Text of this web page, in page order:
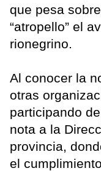
que pesa
“atropello” el
rionegrino.
Al conocer la
otras
participando
nota a la
provincia,
el